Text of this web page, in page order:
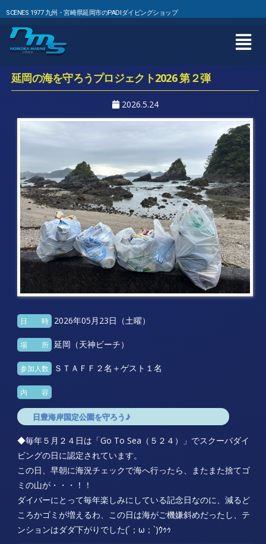
SCENES 1977 九州・宮崎県延岡市のPADIダイビングショップ
延岡の海を守ろうプロジェクト2026 第２弾
2026.5.24
日 時 2026年05月23日（土曜）
場 所 延岡（天神ビーチ）
参加人数 ＳＴＡＦＦ２名＋ゲスト１名
内 容
日豊海岸国定公園を守ろう♪
◆毎年５月２４日は「Go To Sea（５２４）」でスクーバダイ
ビングの日に認定されています。
この日、早朝に海況チェックで海へ行ったら、またまた捨てゴ
ミの山が・・・！！
ダイバーにとって毎年楽しみにしている記念日なのに、減るど
ころかゴミが増えるわ、この日は海がご機嫌斜めだったし、テ
ンションはダダ下がりでした(´；ω；`)ｳｩｩ